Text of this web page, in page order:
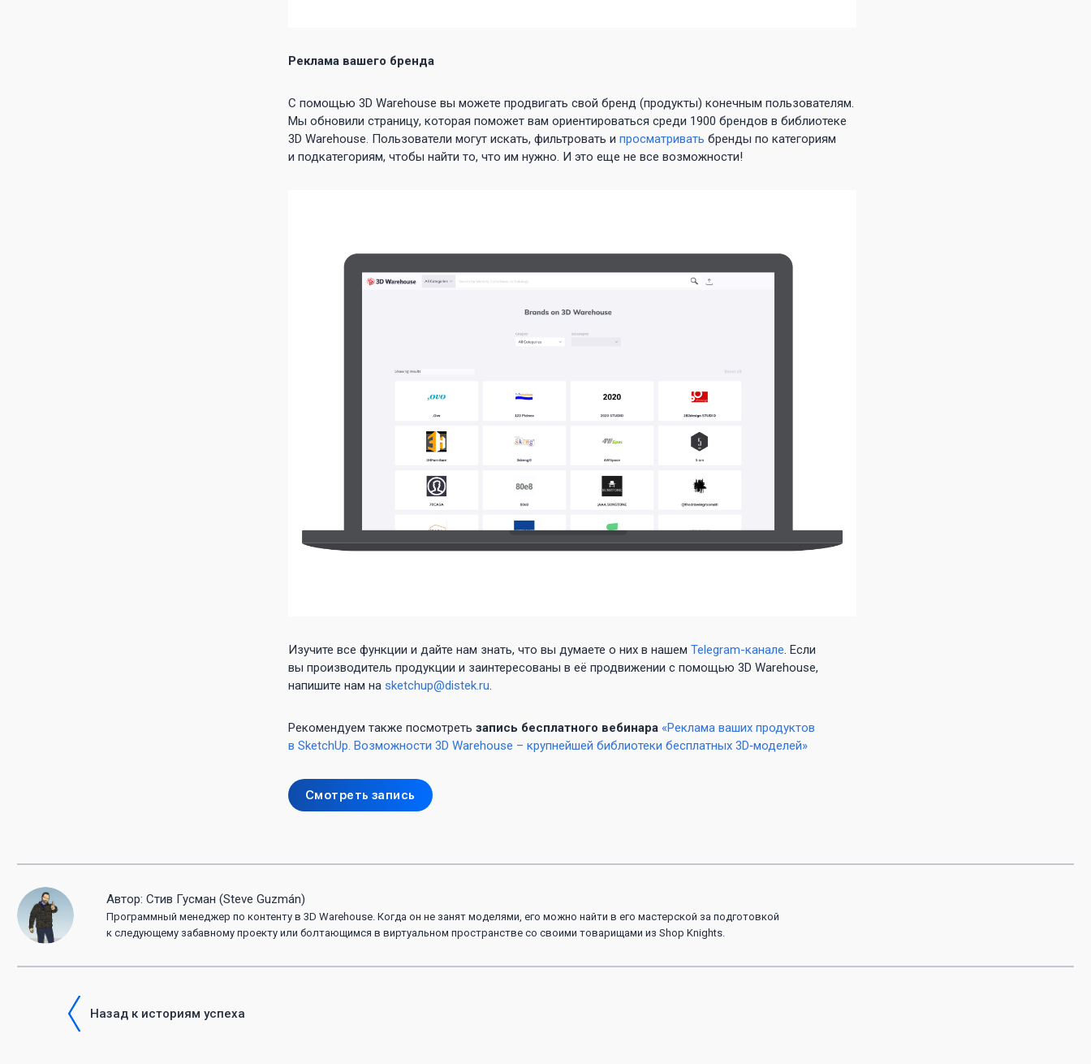
Реклама вашего бренда
С помощью 3D Warehouse вы можете продвигать свой бренд (продукты) конечным пользователям.
Мы обновили страницу, которая поможет вам ориентироваться среди 1900 брендов в библиотеке
3D Warehouse. Пользователи могут искать, фильтровать и просматривать бренды по категориям
и подкатегориям, чтобы найти то, что им нужно. И это еще не все возможности!
Изучите все функции и дайте нам знать, что вы думаете о них в нашем Telegram-канале. Если
вы производитель продукции и заинтересованы в её продвижении с помощью 3D Warehouse,
напишите нам на sketchup@distek.ru.
Рекомендуем также посмотреть запись бесплатного вебинара «Реклама ваших продуктов
в SketchUp. Возможности 3D Warehouse – крупнейшей библиотеки бесплатных 3D‑моделей»
Смотреть запись
Автор: Стив Гусман (Steve Guzmán)
Программный менеджер по контенту в 3D Warehouse. Когда он не занят моделями, его можно найти в его мастерской за подготовкой
к следующему забавному проекту или болтающимся в виртуальном пространстве со своими товарищами из Shop Knights.
Назад к историям успеха